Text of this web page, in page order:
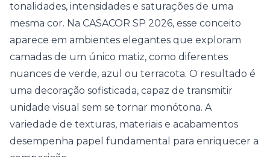
tonalidades, intensidades e saturações de uma
mesma cor. Na CASACOR SP 2026, esse conceito
aparece em ambientes elegantes que exploram
camadas de um único matiz, como diferentes
nuances de verde, azul ou terracota. O resultado é
uma decoração sofisticada, capaz de transmitir
unidade visual sem se tornar monótona. A
variedade de texturas, materiais e acabamentos
desempenha papel fundamental para enriquecer a